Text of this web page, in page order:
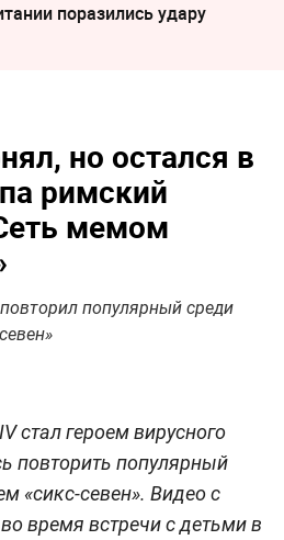
поразились удару
но остался в
римский
мемом
популярный среди
стал героем вирусного
повторить популярный
«сикс-севен». Видео с
время встречи с детьми в